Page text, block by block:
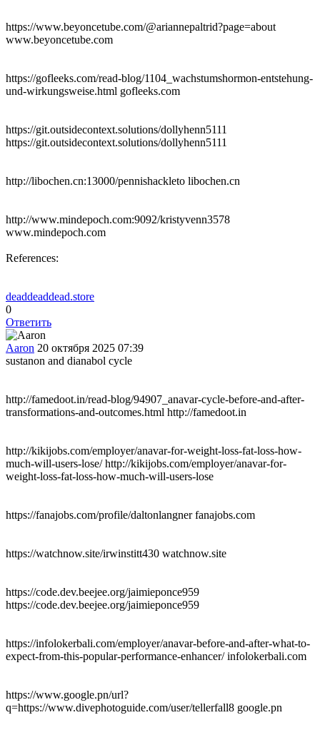
https://www.beyoncetube.com/@ariannepaltrid?page=about
www.beyoncetube.com
https://gofleeks.com/read-blog/1104_wachstumshormon-entstehung-
und-wirkungsweise.html gofleeks.com
https://git.outsidecontext.solutions/dollyhenn5111
https://git.outsidecontext.solutions/dollyhenn5111
http://libochen.cn:13000/pennishackleto libochen.cn
http://www.mindepoch.com:9092/kristyvenn3578
www.mindepoch.com
References:
deaddeaddead.store
0
Ответить
Aaron 20 октября 2025 07:39
sustanon and dianabol cycle
http://famedoot.in/read-blog/94907_anavar-cycle-before-and-after-
transformations-and-outcomes.html http://famedoot.in
http://kikijobs.com/employer/anavar-for-weight-loss-fat-loss-how-
much-will-users-lose/ http://kikijobs.com/employer/anavar-for-
weight-loss-fat-loss-how-much-will-users-lose
https://fanajobs.com/profile/daltonlangner fanajobs.com
https://watchnow.site/irwinstitt430 watchnow.site
https://code.dev.beejee.org/jaimieponce959
https://code.dev.beejee.org/jaimieponce959
https://infolokerbali.com/employer/anavar-before-and-after-what-to-
expect-from-this-popular-performance-enhancer/ infolokerbali.com
https://www.google.pn/url?
q=https://www.divephotoguide.com/user/tellerfall8 google.pn